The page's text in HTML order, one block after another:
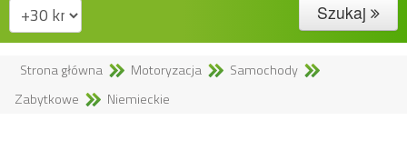
Szukaj
Strona główna Motoryzacja
Samochody
Zabytkowe
Niemieckie